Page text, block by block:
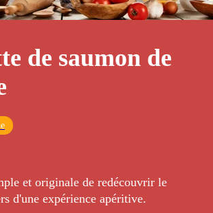
de saumon de
et originale de redécouvrir le
d'une expérience apéritive.